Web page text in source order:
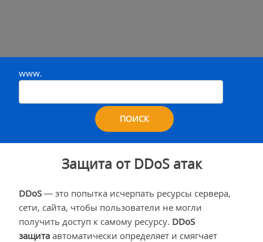
www.
ПОИСК
Защита от DDoS атак
DDoS — это попытка исчерпать ресурсы сервера,
сети, сайта, чтобы пользователи не могли
получить доступ к самому ресурсу. DDoS
защита автоматически определяет и смягчает